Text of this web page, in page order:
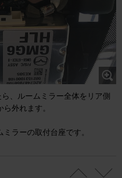
、ルームミラー全体をリア側
外れます。
ラーの取付台座です。